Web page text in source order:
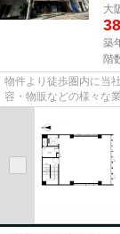
大
築
階
物件より徒歩圏内に当
容・物販などの様々な
尚、弊社ではおとり広